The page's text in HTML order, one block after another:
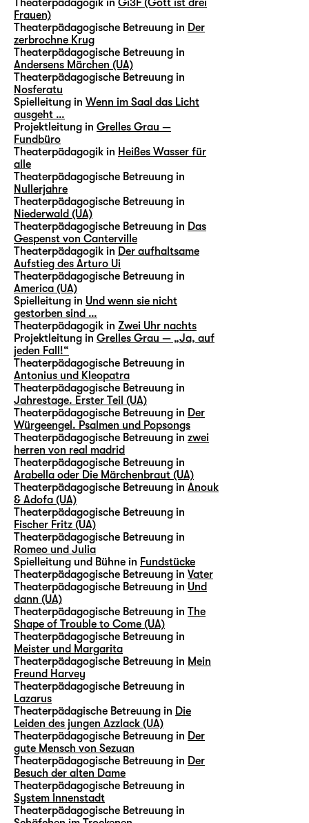
Theaterpädagogik in Gi3F (Gott ist drei
Frauen)
Theaterpädagogische Betreuung in Der
zerbrochne Krug
Theaterpädagogische Betreuung in
Andersens Märchen (UA)
Theaterpädagogische Betreuung in
Nosferatu
Spielleitung in Wenn im Saal das Licht
ausgeht …
Projektleitung in Grelles Grau —
Fundbüro
Theaterpädagogik in Heißes Wasser für
alle
Theaterpädagogische Betreuung in
Nullerjahre
Theaterpädagogische Betreuung in
Niederwald (UA)
Theaterpädagogische Betreuung in Das
Gespenst von Canterville
Theaterpädagogik in Der aufhaltsame
Aufstieg des Arturo Ui
Theaterpädagogische Betreuung in
America (UA)
Spielleitung in Und wenn sie nicht
gestorben sind …
Theaterpädagogik in Zwei Uhr nachts
Projektleitung in Grelles Grau — „Ja, auf
jeden Fall!“
Theaterpädagogische Betreuung in
Antonius und Kleopatra
Theaterpädagogische Betreuung in
Jahrestage. Erster Teil (UA)
Theaterpädagogische Betreuung in Der
Würgeengel. Psalmen und Popsongs
Theaterpädagogische Betreuung in zwei
herren von real madrid
Theaterpädagogische Betreuung in
Arabella oder Die Märchenbraut (UA)
Theaterpädagogische Betreuung in Anouk
& Adofa (UA)
Theaterpädagogische Betreuung in
Fischer Fritz (UA)
Theaterpädagogische Betreuung in
Romeo und Julia
Spielleitung und Bühne in Fundstücke
Theaterpädagogische Betreuung in Vater
Theaterpädagogische Betreuung in Und
dann (UA)
Theaterpädagogische Betreuung in The
Shape of Trouble to Come (UA)
Theaterpädagogische Betreuung in
Meister und Margarita
Theaterpädagogische Betreuung in Mein
Freund Harvey
Theaterpädagogische Betreuung in
Lazarus
Theaterpädagische Betreuung in Die
Leiden des jungen Azzlack (UA)
Theaterpädagogische Betreuung in Der
gute Mensch von Sezuan
Theaterpädagogische Betreuung in Der
Besuch der alten Dame
Theaterpädagogische Betreuung in
System Innenstadt
Theaterpädagogische Betreuung in